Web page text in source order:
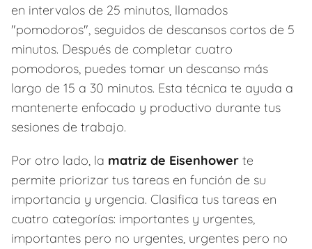
en intervalos de 25 minutos, llamados
"pomodoros", seguidos de descansos cortos de 5
minutos. Después de completar cuatro
pomodoros, puedes tomar un descanso más
largo de 15 a 30 minutos. Esta técnica te ayuda a
mantenerte enfocado y productivo durante tus
sesiones de trabajo.
Por otro lado, la matriz de Eisenhower te
permite priorizar tus tareas en función de su
importancia y urgencia. Clasifica tus tareas en
cuatro categorías: importantes y urgentes,
importantes pero no urgentes, urgentes pero no